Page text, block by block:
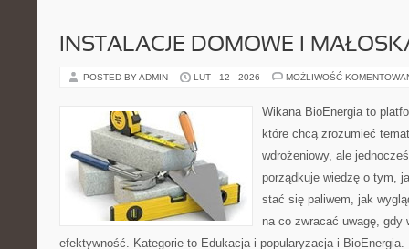
INSTALACJE DOMOWE I
POSTED BY ADMIN LUT - 12 - 2026 MOŻLIWOŚĆ
Wikana BioEnergia to
które chcą zrozumieć
wdrożeniowy, ale
porządkuje wiedzę o tym,
stać się paliwem, jak
na co zwracać uwagę, gdy
efektywność. Kategorie to Edukacja i popularyzacja i